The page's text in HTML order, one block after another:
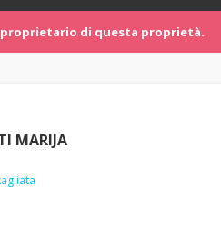
di questa proprietà.
MARIJA